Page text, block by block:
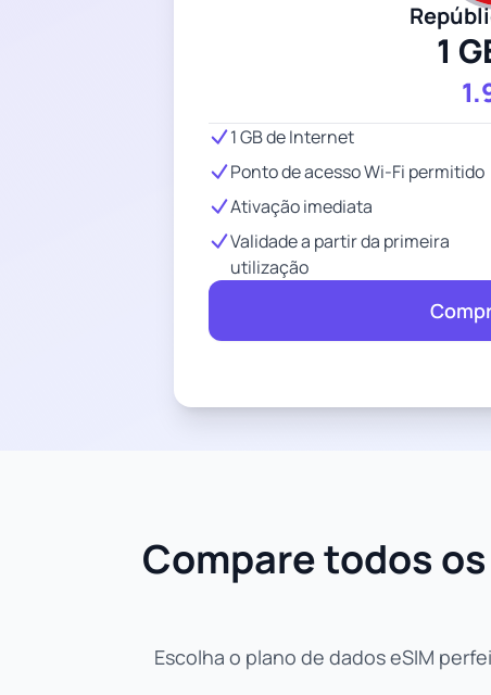
1
1 GB de Internet
Ponto de acesso Wi-Fi permitido
Ativação imediata
Validade a partir da primeira
utilização
Compare todos
Escolha o plano de dados eSIM